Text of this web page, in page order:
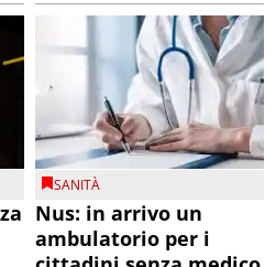
SANITÀ
Nus: in arrivo un
ambulatorio per i